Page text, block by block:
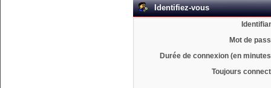
Identifiez-vous
Mot de
Durée de connexion (en
Toujours